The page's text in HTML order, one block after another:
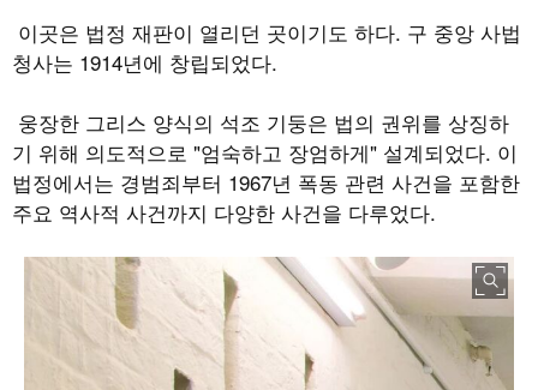
이곳은 법정 재판이 열리던 곳이기도 하다. 구 중앙 사법
청사는 1914년에 창립되었다.
웅장한 그리스 양식의 석조 기둥은 법의 권위를 상징하
기 위해 의도적으로 "엄숙하고 장엄하게" 설계되었다. 이
법정에서는 경범죄부터 1967년 폭동 관련 사건을 포함한
주요 역사적 사건까지 다양한 사건을 다루었다.